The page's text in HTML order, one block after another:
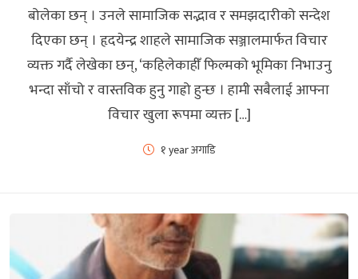
बोलेका छन् । उनले सामाजिक सद्भाव र समझदारीको सन्देश
दिएका छन् । हृदयेन्द्र शाहले सामाजिक सञ्जालमार्फत विचार
व्यक्त गर्दै लेखेका छन्, ‘कहिलेकाहीँ फिल्मको भूमिका निभाउनु
भन्दा साँचो र वास्तविक हुनु गाह्रो हुन्छ । हामी सबैलाई आफ्ना
विचार खुला रूपमा व्यक्त […]
१ year अगाडि